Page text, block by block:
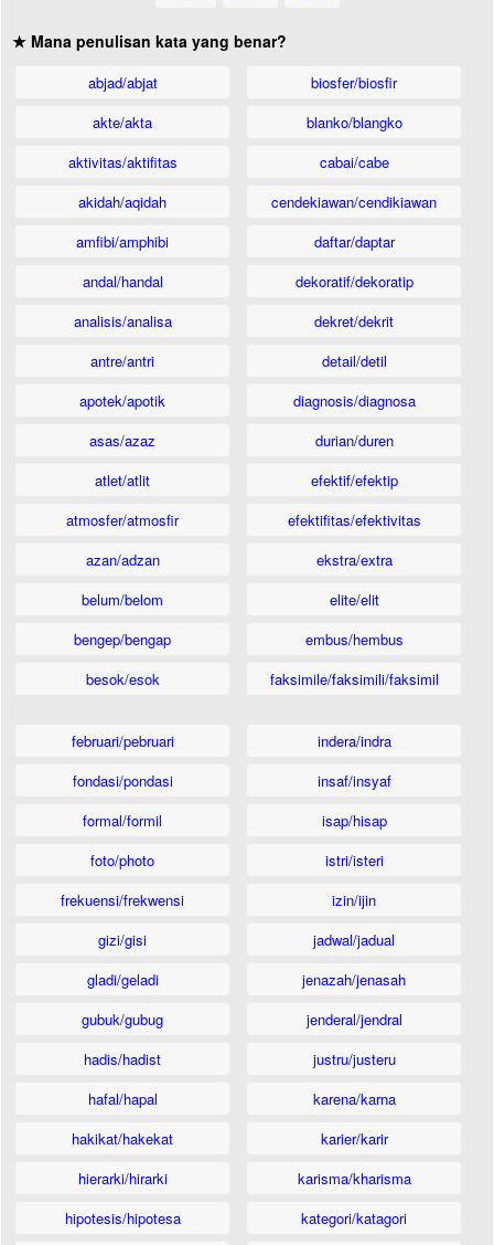
★ Mana penulisan kata yang benar?
abjad/abjat
akte/akta
aktivitas/aktifitas
akidah/aqidah
amfibi/amphibi
andal/handal
analisis/analisa
antre/antri
apotek/apotik
asas/azaz
atlet/atlit
atmosfer/atmosfir
azan/adzan
belum/belom
bengep/bengap
besok/esok
biosfer/biosfir
blanko/blangko
cabai/cabe
cendekiawan/cendikiawan
daftar/daptar
dekoratif/dekoratip
dekret/dekrit
detail/detil
diagnosis/diagnosa
durian/duren
efektif/efektip
efektifitas/efektivitas
ekstra/extra
elite/elit
embus/hembus
faksimile/faksimili/faksimil
februari/pebruari
fondasi/pondasi
formal/formil
foto/photo
frekuensi/frekwensi
gizi/gisi
gladi/geladi
gubuk/gubug
hadis/hadist
hafal/hapal
hakikat/hakekat
hierarki/hirarki
hipotesis/hipotesa
indera/indra
insaf/insyaf
isap/hisap
istri/isteri
izin/ijin
jadwal/jadual
jenazah/jenasah
jenderal/jendral
justru/justeru
karena/karna
karier/karir
karisma/kharisma
kategori/katagori